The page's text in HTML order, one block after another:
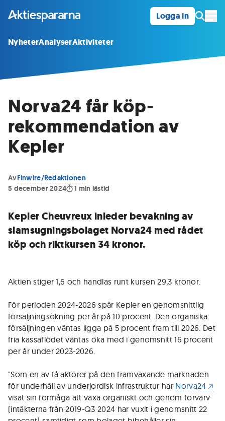
Logga in
NyheterAnalyserAktiviteter
Norva24 får köp-
rekommendation av
Kepler
AvFinwire/Redaktionen
5 december 2024
1 min lästid
Kepler Cheuvreux inleder bevakning av
slamsugningsbolaget Norva24 med rådet
köp och riktkursen 34 kronor.
Aktien stiger 1,6 och handlas runt kursen 29,3 kronor.
För perioden 2024-2026 spår Kepler en genomsnittlig
försäljningsökning per år på 10 procent. Den organiska
försäljningen väntas ligga på 5 procent fram till 2026. Det
fria kassaflödet väntas öka med i genomsnitt 16 procent
per år under 2023-2026.
"Som en av få aktörer på den framväxande marknaden
för underhåll av underjordisk infrastruktur har Norva24
visat sin förmåga att växa organiskt och genom förvärv
(intäkterna från 2019-Q3 2024 har vuxit i genomsnitt 22